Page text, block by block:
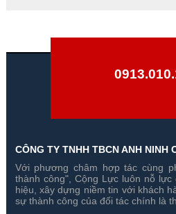
Đổi 3 Camera Hikvision 2
Megapixel Cũ Lấy Mới
Gía hãng : 4,650,000₫
CÔNG TY TNHH TBCN ANH NINH
Với phương châm hợp tác cùng
thành công", Cộng Lực luôn nỗ
hiệu, xây dựng niềm tin với khách
sự thành công của đối tác chính là